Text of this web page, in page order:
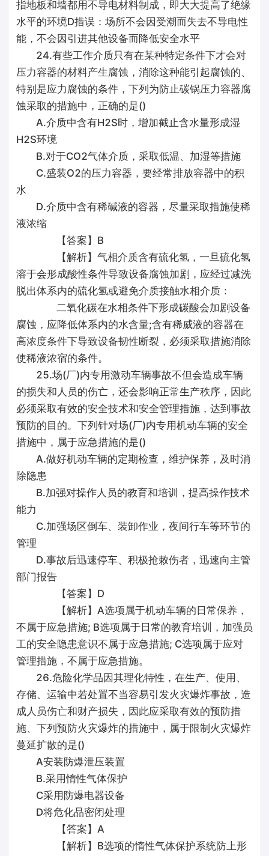
指地板和墙都用不导电材料制成，即大大提高了绝缘
水平的环境D措误：场所不会因受潮而失去不导电性
能，不会因引进其他设备而降低安全水平
24.有些工作介质只有在某种特定条件下才会对
压力容器的材料产生腐蚀，消除这种能引起腐蚀的、
特别是应力腐蚀的条件，下列为防止碳锅压力容器腐
蚀采取的措施中，正确的是()
A.介质中含有H2S时，增加截止含水量形成湿
H2S环境
B.对于CO2气体介质，采取低温、加湿等措施
C.盛装O2的压力容器，要经常排放容器中的积
水
D.介质中含有稀碱液的容器，尽量采取措施使稀
液浓缩
【答案】B
【解析】气相介质含有硫化氢，一旦硫化氢
溶于会形成酸性条件导致设备腐蚀加剧，应经过减洗
脱出体系内的硫化氢或避免介质接触水相介质：
二氧化碳在水相条件下形成碳酸会加剧设备
腐蚀，应降低体系内的水含量;含有稀威液的容器在
高浓度条件下导致设备韧性断裂，必须采取措施消除
使稀液浓宿的条件。
25.场(厂)内专用激动车辆事故不但会造成车辆
的损失和人员的伤亡，还会影响正常生产秩序，因此
必须采取有效的安全技术和安全管理措施，达到事故
预防的目的。下列针对场(厂)内专用机动车辆的安全
措施中，属于应急措施的是()
A.做好机动车辆的定期检查，维护保养，及时消
除隐患
B.加强对操作人员的教育和培训，提高操作技术
能力
C.加强场区倒车、装卸作业，夜间行车等环节的
管理
D.事故后迅速停车、积极抢敕伤者，迅速向主管
部门报告
【答案】D
【解析】A选项属于机动车辆的日常保养，
不属于应急措施; B选项属于日常的教育培训，加强员
工的安全隐患意识不属于应急措施; C选项属于应对
管理措施，不属于应急措施。
26.危险化学品因其理化特性，在生产、使用、
存储、运输中若处置不当容易引发火灾爆炸事故，造
成人员伤亡和财产损失，因此应采取有效的预防措
施、下列预防火灾爆炸的措施中，属于限制火灾爆炸
蔓延扩散的是()
A安装防爆泄压装置
B.采用惰性气体保护
C采用防爆电器设备
D将危化品密闭处理
【答案】A
【解析】B选项的惰性气体保护系统防上形